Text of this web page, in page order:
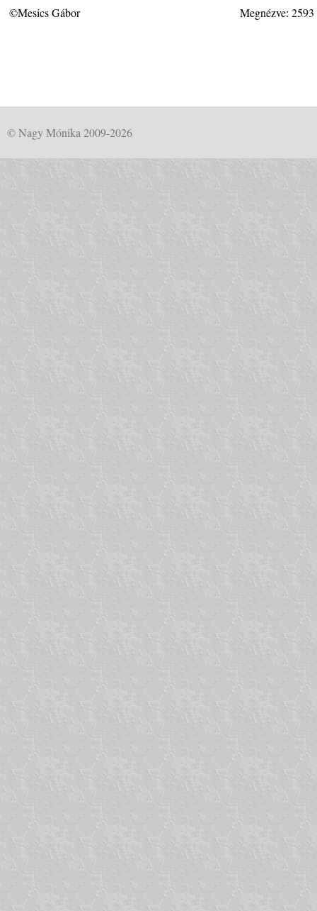
©Mesics Gábor Megnézve:
© Nagy Mónika 2009-2026